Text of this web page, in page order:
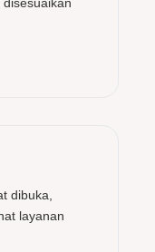
dibuka,
layanan